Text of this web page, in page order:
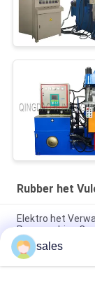
Rubber het
Elektro het
Persmachine
Elektro het
Machine 2 het
sales